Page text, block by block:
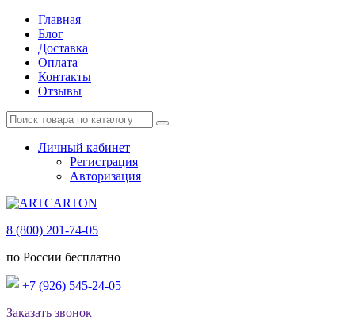
Главная
Блог
Доставка
Оплата
Контакты
Отзывы
Личный кабинет
Регистрация
Авторизация
8 (800) 201-74-05
по России бесплатно
+7 (926) 545-24-05
Заказать звонок